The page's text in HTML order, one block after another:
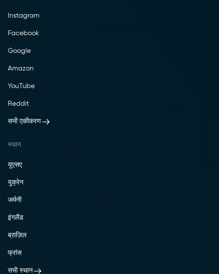
Instagram
Facebook
Google
Amazon
YouTube
Reddit
सभी एकीकरण
स्थान
यूएसए
यूक्रेन
जर्मनी
इंगलैंड
ब्राज़िल
फ्रांस
सभी स्थान